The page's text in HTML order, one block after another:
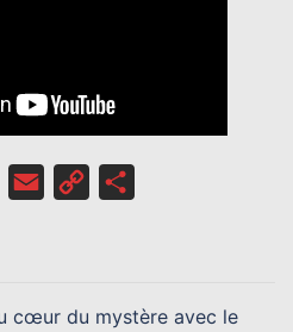
Snapchat
Email
Copy
cœur du mystère avec le